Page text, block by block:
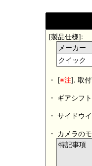
[製品仕様]:
メーカー
クイック
・ [※注]. 取
・ ギアシフ
・ サイドウ
・ カメラの
特記事項